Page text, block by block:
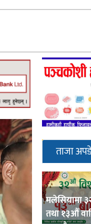
ताजा
मलेसियामा
तथा १३औँ